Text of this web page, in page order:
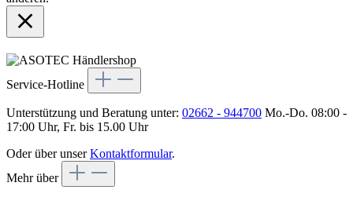
Service-Hotline
Unterstützung und Beratung unter: 02662 - 944700 Mo.-Do. 08:00 -
17:00 Uhr, Fr. bis 15.00 Uhr
Oder über unserKontaktformular.
Mehr über